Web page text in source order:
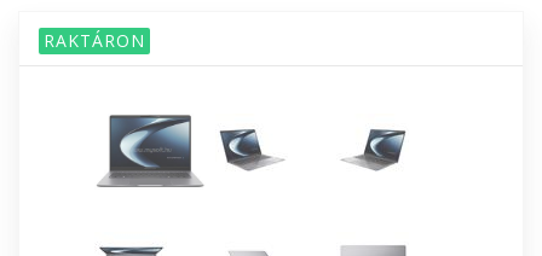
RAKTÁRON